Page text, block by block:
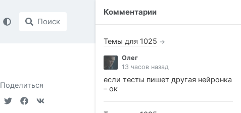
Поиск
Поделиться
Комментарии
Темы для 1025 →
Олег
13 часов назад
если тесты пишет другая нейронка
– ок